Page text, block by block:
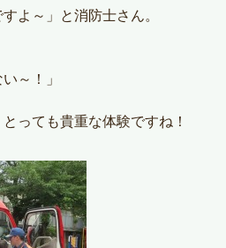
よ～」と消防士さん。
～！」
っても貴重な体験ですね！